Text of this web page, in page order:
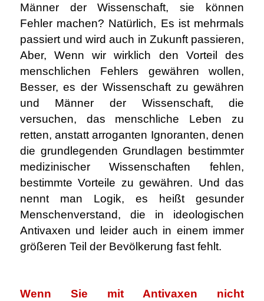
Männer der Wissenschaft, sie können
Fehler machen? Natürlich, Es ist mehrmals
passiert und wird auch in Zukunft passieren,
Aber, Wenn wir wirklich den Vorteil des
menschlichen Fehlers gewähren wollen,
Besser, es der Wissenschaft zu gewähren
und Männer der Wissenschaft, die
versuchen, das menschliche Leben zu
retten, anstatt arroganten Ignoranten, denen
die grundlegenden Grundlagen bestimmter
medizinischer Wissenschaften fehlen,
bestimmte Vorteile zu gewähren. Und das
nennt man Logik, es heißt gesunder
Menschenverstand, die in ideologischen
Antivaxen und leider auch in einem immer
größeren Teil der Bevölkerung fast fehlt.
Wenn Sie mit Antivaxen nicht